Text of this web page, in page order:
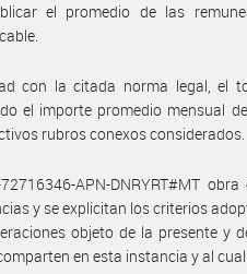
el promedio de las
con la citada norma legal, el
el importe promedio mensual
rubros conexos considerados.
APN-DNRYRT#MT
y se explicitan los criterios
objeto de la presente y
en esta instancia y al